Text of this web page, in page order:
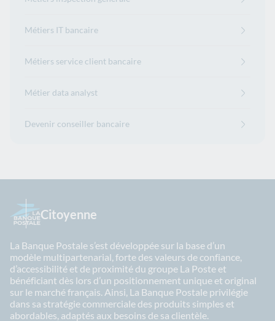
Métiers IT bancaire
Métiers service client bancaire
Métier data analyst
Devenir conseiller bancaire
Citoyenne
La Banque Postale s’est développée sur la base d’un
modèle multipartenarial, forte des valeurs de confiance,
d’accessibilité et de proximité du groupe La Poste et
bénéficiant dès lors d’un positionnement unique et original
sur le marché français. Ainsi, La Banque Postale privilégie
dans sa stratégie commerciale des produits simples et
abordables, adaptés aux besoins de sa clientèle.